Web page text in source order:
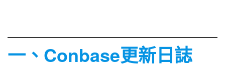
一、Conbase更新日誌